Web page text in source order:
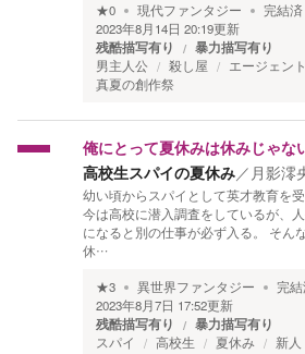
★0 現代ファンタジー 完結済
2023年8月14日 20:19更新
残酷描写有り 暴力描写有り
男主人公 殺し屋 エージェント
真夏の創作祭
俺にとって夏休みは休みじゃな
高校生スパイの夏休み／ 月影澪
幼い頃からスパイとして英才教育を
今は高校に潜入調査をしているが、
になると別の仕事が必ず入る。 そん
休…
★3 異世界ファンタジー 完
2023年8月7日 17:52更新
残酷描写有り 暴力描写有り
スパイ 高校生 夏休み 新人